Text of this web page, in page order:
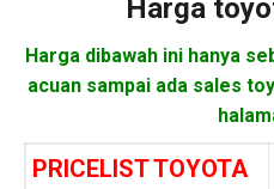
Harga
Harga dibawah ini hanya
acuan sampai ada sales
PRICELIST TOYOTA